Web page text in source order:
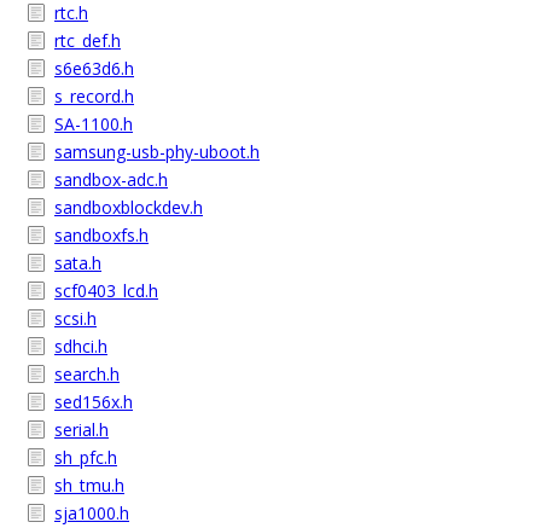
rtc.h
rtc_def.h
s6e63d6.h
s_record.h
SA-1100.h
samsung-usb-phy-uboot.h
sandbox-adc.h
sandboxblockdev.h
sandboxfs.h
sata.h
scf0403_lcd.h
scsi.h
sdhci.h
search.h
sed156x.h
serial.h
sh_pfc.h
sh_tmu.h
sja1000.h